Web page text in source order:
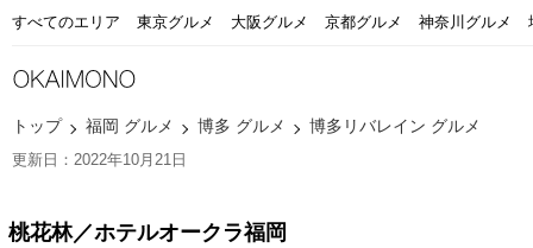
すべてのエリア 東京グルメ 大阪グルメ 京都グルメ 神奈川グルメ
トップ 福岡 グルメ 博多 グルメ 博多リバレイン グルメ
更新日：2022年10月21日
桃花林／ホテルオークラ福岡